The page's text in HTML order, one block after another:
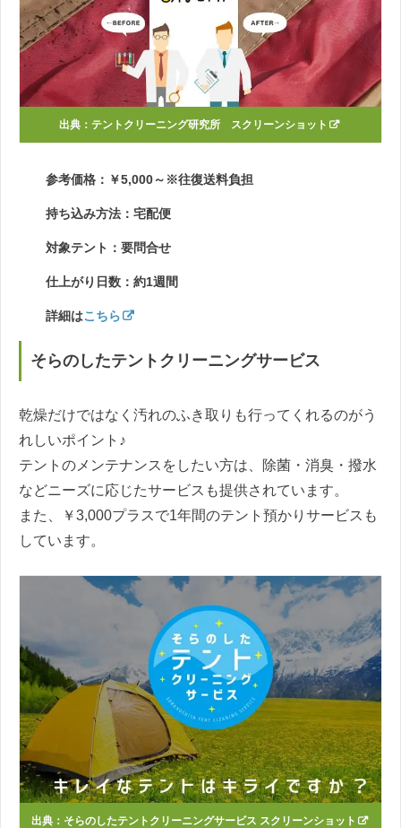
出典： テントクリーニング研究所 スクリーンショット
参考価格：￥5,000～※往復送料負担
持ち込み方法：宅配便
対象テント：要問合せ
仕上がり日数：約1週間
詳細はこちら
そらのしたテントクリーニングサービス
乾燥だけではなく汚れのふき取りも行ってくれるのがう
れしいポイント♪
テントのメンテナンスをしたい方は、除菌・消臭・撥水
などニーズに応じたサービスも提供されています。
また、￥3,000プラスで1年間のテント預かりサービスも
しています。
出典： そらのしたテントクリーニングサービス スクリーンショット